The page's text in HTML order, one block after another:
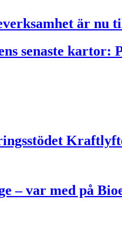
är nu
senaste
– var med på